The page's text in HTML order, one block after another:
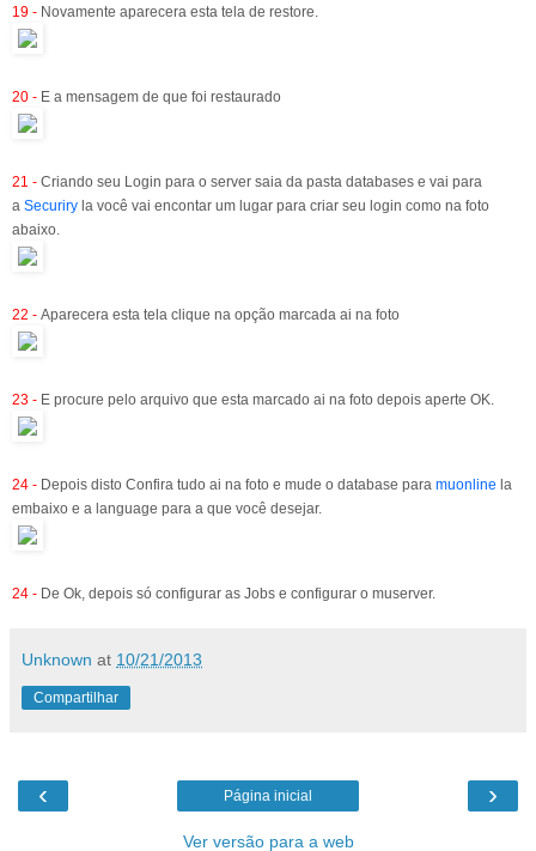
19 - Novamente aparecera esta tela de restore.
20 - E a mensagem de que foi restaurado
21 - Criando seu Login para o server saia da pasta databases e vai para
a Securiry la você vai encontar um lugar para criar seu login como na foto
abaixo.
22 - Aparecera esta tela clique na opção marcada ai na foto
23 - E procure pelo arquivo que esta marcado ai na foto depois aperte OK.
24 - Depois disto Confira tudo ai na foto e mude o database para muonline la
embaixo e a language para a que você desejar.
24 - De Ok, depois só configurar as Jobs e configurar o muserver.
Unknown at 10/21/2013
Compartilhar
‹ ›
Página inicial
Ver versão para a web